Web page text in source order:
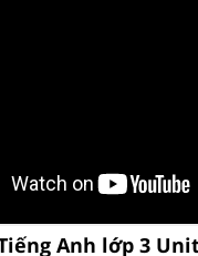
Anh lớp 3